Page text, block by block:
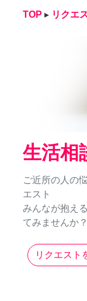
TOP ▸ リクエ
生活相
ご近所の人の
エスト
みんなが抱え
てみませんか？
リクエスト